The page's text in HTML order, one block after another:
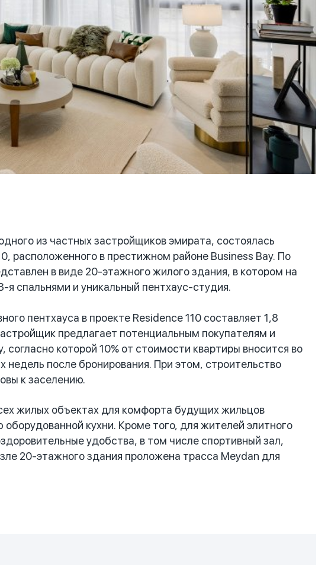
из частных застройщиков эмирата, состоялась
расположенного в престижном районе Business Bay. По
в виде 20-этажного жилого здания, в котором на
спальнями и уникальный пентхаус-студия.
пентхауса в проекте Residence 110 составляет 1,8
предлагает потенциальным покупателям и
которой 10% от стоимости квартиры вносится во
после бронирования. При этом, строительство
к заселению.
жилых объектах для комфорта будущих жильцов
кухни. Кроме того, для жителей элитного
удобства, в том числе спортивный зал,
20-этажного здания проложена трасса Meydan для